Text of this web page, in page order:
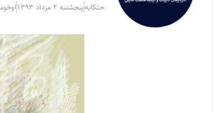
حئکایهپنجشنبه ۲ مرداد ۱۳۹۳